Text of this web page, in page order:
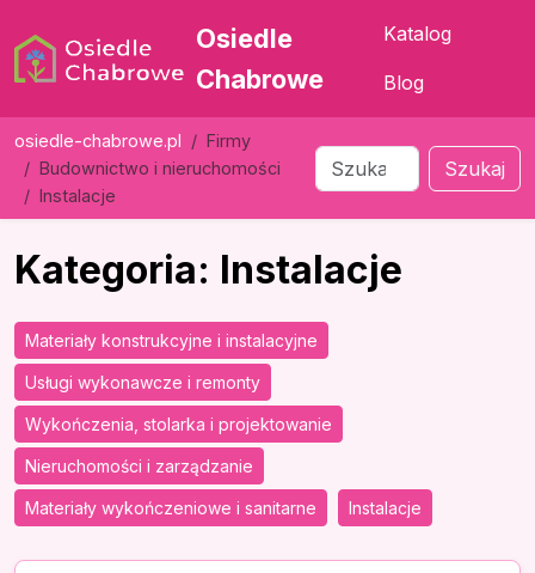
Osiedle
Chabrowe
Katalog
Blog
osiedle-chabrowe.pl
Firmy
Budownictwo i nieruchomości
Instalacje
Szukaj
Kategoria: Instalacje
Materiały konstrukcyjne i instalacyjne
Usługi wykonawcze i remonty
Wykończenia, stolarka i projektowanie
Nieruchomości i zarządzanie
Materiały wykończeniowe i sanitarne Instalacje